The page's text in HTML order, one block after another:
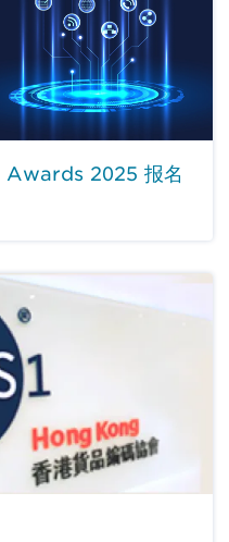
2025 报名